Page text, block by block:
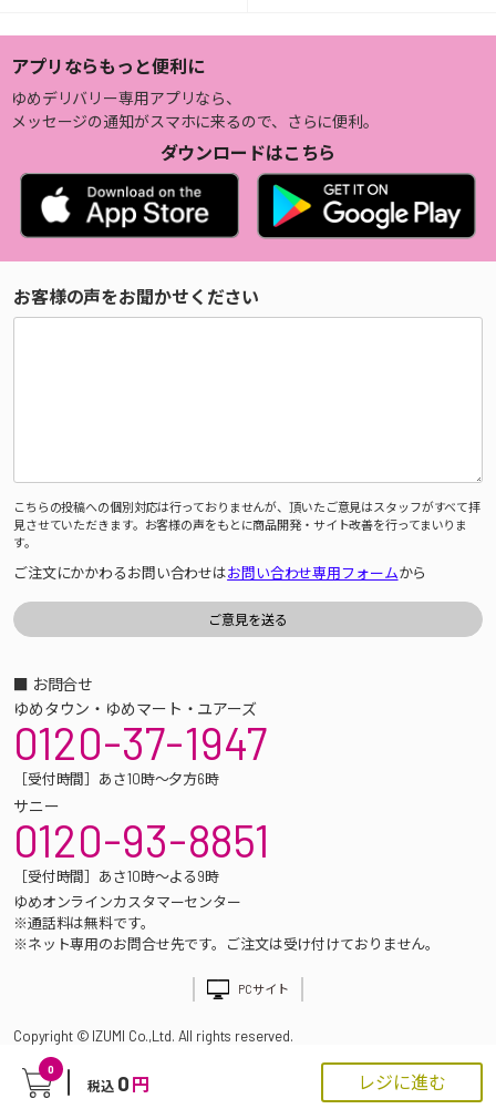
0
税込 0 円 レジに進む
アプリならもっと便利に
ゆめデリバリー専用アプリなら、
メッセージの通知がスマホに来るので、さらに便利。
ダウンロードはこちら
お客様の声をお聞かせください
こちらの投稿への個別対応は行っておりませんが、頂いたご意見はスタッフがすべて拝
見させていただきます。お客様の声をもとに商品開発・サイト改善を行ってまいりま
す。
ご注文にかかわるお問い合わせはお問い合わせ専用フォームから
■ お問合せ
ゆめタウン・ゆめマート・ユアーズ
0120-37-1947
［受付時間］あさ10時～夕方6時
サニー
0120-93-8851
［受付時間］あさ10時～よる9時
ゆめオンラインカスタマーセンター
※通話料は無料です。
※ネット専用のお問合せ先です。ご注文は受け付けておりません。
PCサイト
Copyright © IZUMI Co.,Ltd. All rights reserved.